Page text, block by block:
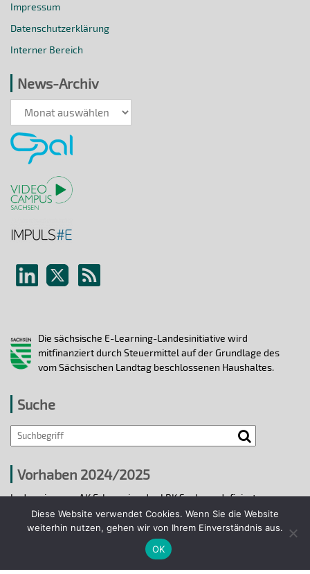
Impressum
Datenschutzerklärung
Interner Bereich
News-Archiv
News-
Archiv
Die sächsische E-Learning-Landesinitiative wird
mitfinanziert durch Steuermittel auf der Grundlage des
vom Sächsischen Landtag beschlossenen Haushaltes.
Suche
Vorhaben 2024/2025
In den vier vom AK E-Learning der LRK Sachsen definierten
strategischen Handlungsfeldern 2024/25 wurden bis 31.12.2025
ausgewählte E-Learning-Hochschulvorhaben durchgeführt.
Diese Website verwendet Cookies. Wenn Sie die Website
weiterhin nutzen, gehen wir von Ihrem Einverständnis aus.
OK